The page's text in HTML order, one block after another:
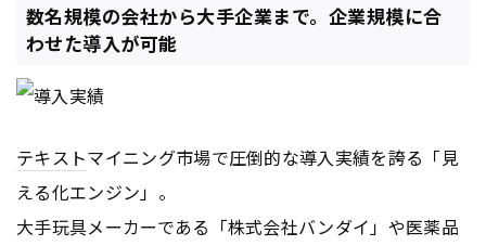
数名規模の会社から大手企業まで。企業規模に合
わせた導入が可能
テキストマイニング市場で圧倒的な導入実績を誇る「見
える化エンジン」。
大手玩具メーカーである「株式会社バンダイ」や医薬品